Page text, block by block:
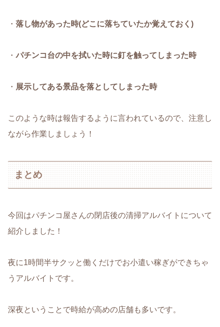
・ 落し物があった時(どこに落ちていたか覚えておく)
・ パチンコ台の中を拭いた時に釘を触ってしまった時
・ 展示してある景品を落としてしまった時
このような時は報告するように言われているので、注意し
ながら作業しましょう！
まとめ
今回はパチンコ屋さんの閉店後の清掃アルバイトについて
紹介しました！
夜に1時間半サクッと働くだけでお小遣い稼ぎができちゃ
うアルバイトです。
深夜ということで時給が高めの店舗も多いです。